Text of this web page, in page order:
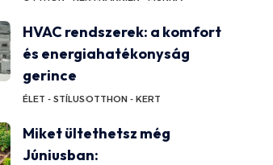
HVAC rendszerek: a komfort
és energiahatékonyság
gerince
ÉLET - STÍLUSOTTHON - KERT
Miket ültethetsz még
Júniusban: